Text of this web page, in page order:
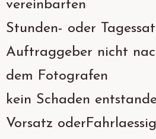
vereinbarten
Stunden- oder
Auftraggeber nicht
dem Fotografen
kein Schaden
Vorsatz